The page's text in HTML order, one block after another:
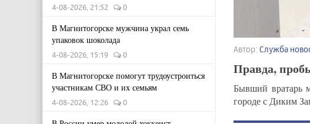
4-08-2026, 21:52 0
В Магнитогорске мужчина украл семь
упаковок шоколада
4-08-2026, 15:19 0
В Магнитогорске помогут трудоустроиться
участникам СВО и их семьям
4-08-2026, 12:26 0
Автор: Служба
Правда,
Бывший вратарь
городе с Диким